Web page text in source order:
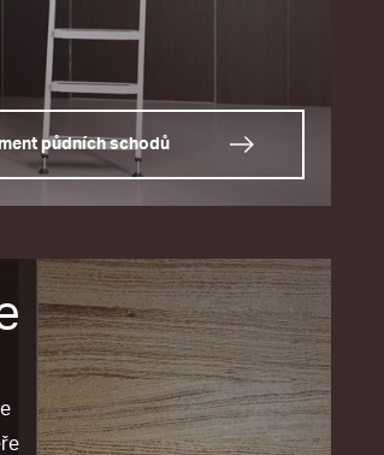
půdních schodů